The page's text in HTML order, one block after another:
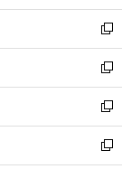
開
く
ウ
で
開
く
ン
ド
ウ
で
開
く
ウ
ィ
ン
ド
ウ
で
開
く
新
し
い
ウ
ィ
ン
ド
ウ
新
し
い
ウ
ィ
新
し
い
新